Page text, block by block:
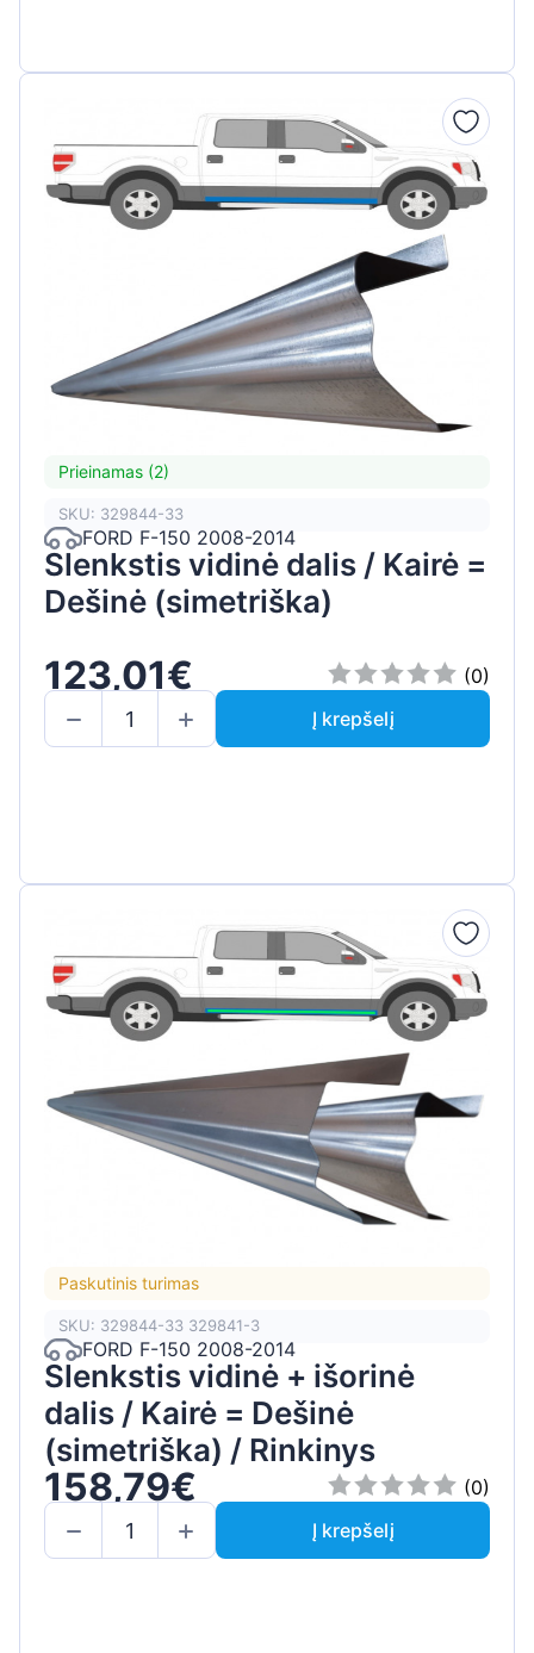
Prieinamas (2)
SKU: 329844-33
FORD F-150 2008-2014
Slenkstis vidinė dalis / Kairė =
Dešinė (simetriška)
123,01€
(0)
Į krepšelį
Paskutinis turimas
SKU: 329844-33 329841-3
FORD F-150 2008-2014
Slenkstis vidinė + išorinė
dalis / Kairė = Dešinė
(simetriška) / Rinkinys
158,79€
(0)
Į krepšelį